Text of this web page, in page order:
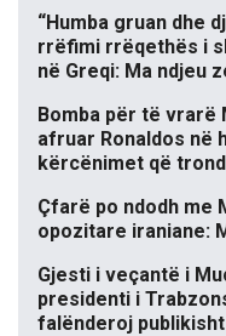
“Humba gruan dhe
rrëfimi rrëqethës i
në Greqi: Ma ndjeu
Bomba për të vrarë
afruar Ronaldos në
kërcënimet që
Çfarë po ndodh me
opozitare iraniane:
Gjesti i veçantë i
presidenti i
falënderoj publikisht